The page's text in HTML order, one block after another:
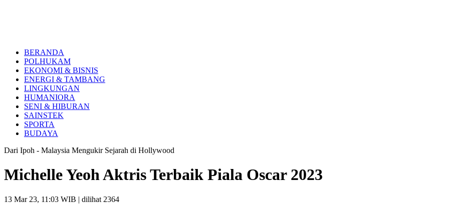
BERANDA
POLHUKAM
EKONOMI & BISNIS
ENERGI & TAMBANG
LINGKUNGAN
HUMANIORA
SENI & HIBURAN
SAINSTEK
SPORTA
BUDAYA
Dari Ipoh - Malaysia Mengukir Sejarah di Hollywood
Michelle Yeoh Aktris Terbaik Piala Oscar 2023
13 Mar 23, 11:03 WIB | dilihat 2364